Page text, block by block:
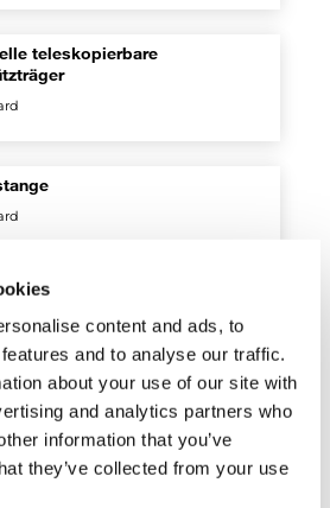
content and ads, to
and to analyse our traffic.
about your use of our site with
and analytics partners who
information that you’ve
they’ve collected from your use
teleskopierbare
Wärmetauscher